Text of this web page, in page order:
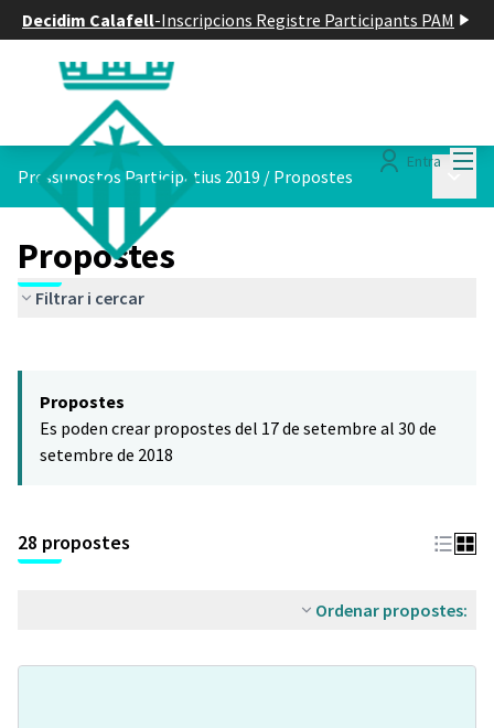
Decidim Calafell-Inscripcions Registre Participants PAM
Entra
Pressupostos Participatius 2019 / Propostes
Propostes
Filtrar i cercar
−
Propostes
Es poden crear propostes del 17 de setembre al 30 de
setembre de 2018
28 propostes
Ordenar propostes: